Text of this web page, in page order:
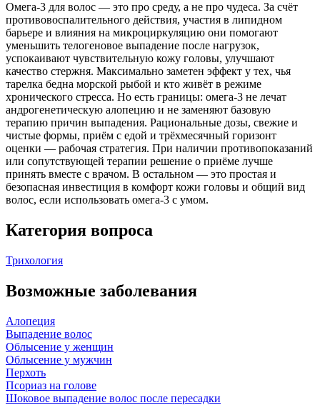
Омега‑3 для волос — это про среду, а не про чудеса. За счёт
противовоспалительного действия, участия в липидном
барьере и влияния на микроциркуляцию они помогают
уменьшить телогеновое выпадение после нагрузок,
успокаивают чувствительную кожу головы, улучшают
качество стержня. Максимально заметен эффект у тех, чья
тарелка бедна морской рыбой и кто живёт в режиме
хронического стресса. Но есть границы: омега‑3 не лечат
андрогенетическую алопецию и не заменяют базовую
терапию причин выпадения. Рациональные дозы, свежие и
чистые формы, приём с едой и трёхмесячный горизонт
оценки — рабочая стратегия. При наличии противопоказаний
или сопутствующей терапии решение о приёме лучше
принять вместе с врачом. В остальном — это простая и
безопасная инвестиция в комфорт кожи головы и общий вид
волос, если использовать омега‑3 с умом.
Категория вопроса
Трихология
Возможные заболевания
Алопеция
Выпадение волос
Облысение у женщин
Облысение у мужчин
Перхоть
Псориаз на голове
Шоковое выпадение волос после пересадки